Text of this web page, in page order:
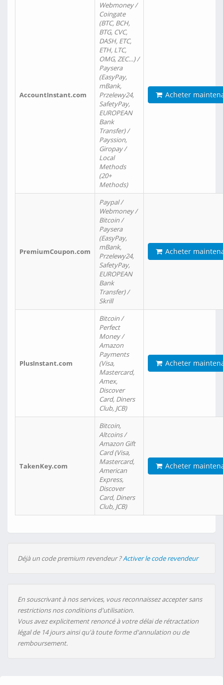
AccountInstant.com
Webmoney /
Coingate
(BTC, BCH,
BTG, CVC,
DASH, ETC,
ETH, LTC,
OMG, ZEC…) /
Paysera
(EasyPay,
mBank,
Przelewy24,
SafetyPay,
EUROPEAN
Bank
Transfer) /
Payssion,
Giropay /
Local
Methods
(20+
Methods)
Acheter
PremiumCoupon.com
Paypal /
Webmoney /
Bitcoin /
Paysera
(EasyPay,
mBank,
Przelewy24,
SafetyPay,
EUROPEAN
Bank
Transfer) /
Skrill
Acheter
PlusInstant.com
Bitcoin /
Perfect
Money /
Amazon
Payments
(Visa,
Mastercard,
Amex,
Discover
Card, Diners
Club, JCB)
Acheter
TakenKey.com
Bitcoin,
Altcoins /
Amazon Gift
Card (Visa,
Mastercard,
American
Express,
Discover
Card, Diners
Club, JCB)
Acheter
Déjà un code premium revendeur ?Activer le code revendeur
En souscrivant à nos services, vous reconnaissez accepter sans
restrictions nos conditions d'utilisation.
Vous avez explicitement renoncé à votre délai de rétractation
légal de 14 jours ainsi qu'à toute forme d'annulation ou de
remboursement.